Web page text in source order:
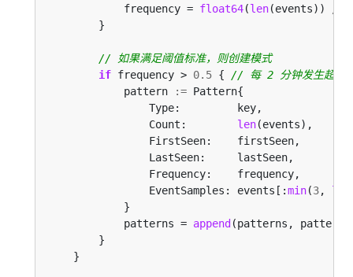
            frequency =
float64(len(events)) /
if frequency > 0.5 {
            pattern
:=
                Count:
len
                EventSamples: events[:
min(3, len
            patterns =
append